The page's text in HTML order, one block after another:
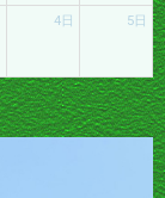
4日 5日